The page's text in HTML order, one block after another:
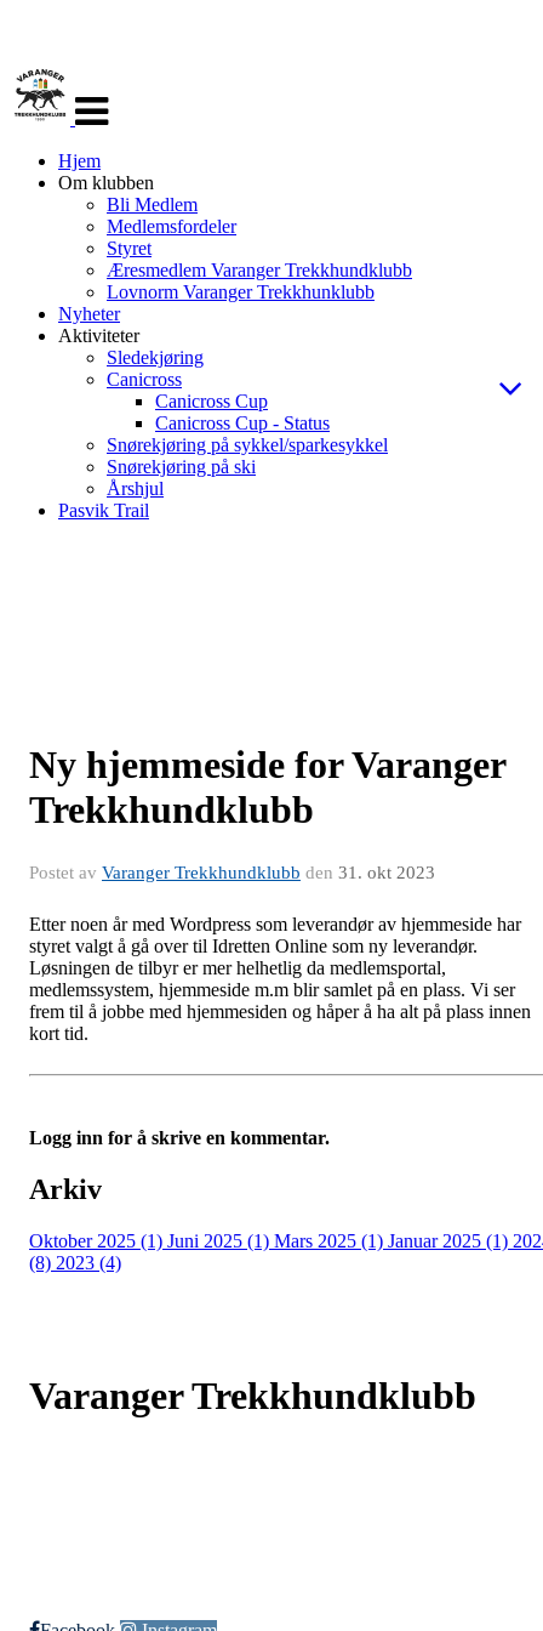
navigasjon
Hjem
Om klubben
Bli Medlem
Medlemsfordeler
Styret
Æresmedlem Varanger Trekkhundklubb
Lovnorm Varanger Trekkhunklubb
Nyheter
Aktiviteter
Sledekjøring
Canicross
Canicross Cup
Canicross Cup - Status
Snørekjøring på sykkel/sparkesykkel
Snørekjøring på ski
Årshjul
Pasvik Trail
Ny hjemmeside for Varanger
Trekkhundklubb
Postet av Varanger Trekkhundklubb den 31. okt 2023
Etter noen år med Wordpress som leverandør av hjemmeside har
styret valgt å gå over til Idretten Online som ny leverandør.
Løsningen de tilbyr er mer helhetlig da medlemsportal,
medlemssystem, hjemmeside m.m blir samlet på en plass. Vi ser
frem til å jobbe med hjemmesiden og håper å ha alt på plass innen
kort tid.
Logg inn for å skrive en kommentar.
Arkiv
Oktober 2025 (1) Juni 2025 (1) Mars 2025 (1) Januar 2025 (1)
(8) 2023 (4)
Varanger Trekkhundklubb